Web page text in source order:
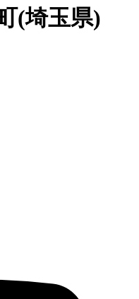
(埼玉県)